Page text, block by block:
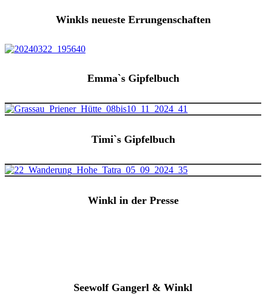
Winkls neueste Errungenschaften
Emma`s Gipfelbuch
Timi`s Gipfelbuch
Winkl in der Presse
Seewolf Gangerl & Winkl